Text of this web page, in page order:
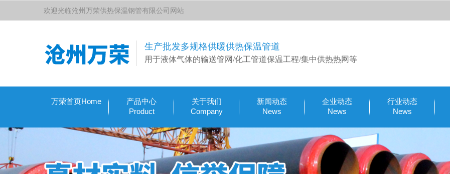
欢迎光临沧州万荣供热保温钢管有限公司网站
生产批发多规格供暖供热保温管道
用于液体气体的输送管网/化工管道保温工程/集中供热热网等
万荣首页Home
产品中心
Product
关于我们
Company
新闻动态
News
企业动态
News
行业动态
News